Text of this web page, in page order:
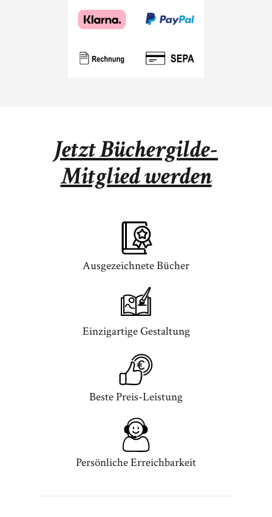
Jetzt Büchergilde-
Mitglied werden
Ausgezeichnete Bücher
Einzigartige Gestaltung
Beste Preis-Leistung
Persönliche Erreichbarkeit